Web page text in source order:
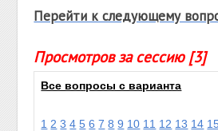
Перейти к следующему
Просмотров за сессию [3]
Все вопросы с варианта
1 2 3 4 5 6 7 8 9 10 11 12 13 14